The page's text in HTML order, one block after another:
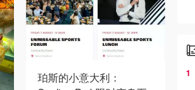
珀斯的小意大利：